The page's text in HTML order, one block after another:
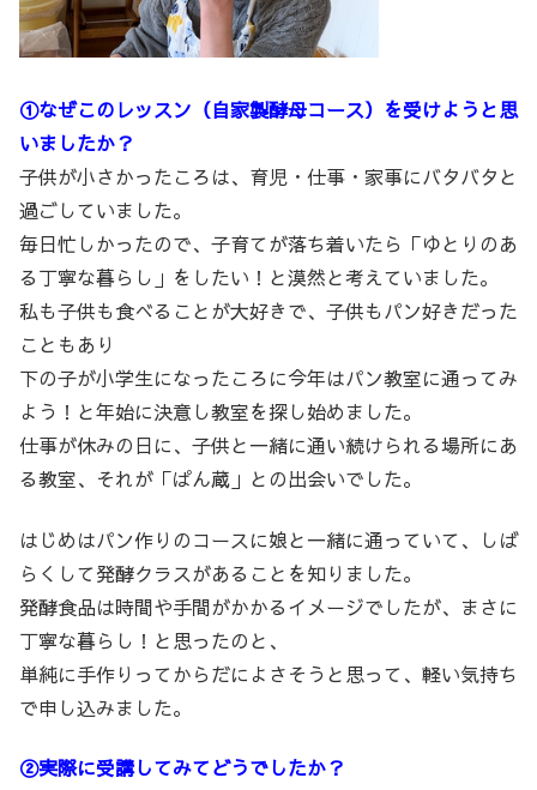
①なぜこのレッスン（自家製酵母コース）を受けようと思
いましたか？
子供が小さかったころは、育児・仕事・家事にバタバタと
過ごしていました。
毎日忙しかったので、子育てが落ち着いたら「ゆとりのあ
る丁寧な暮らし」をしたい！と漠然と考えていました。
私も子供も食べることが大好きで、子供もパン好きだった
こともあり
下の子が小学生になったころに今年はパン教室に通ってみ
よう！と年始に決意し教室を探し始めました。
仕事が休みの日に、子供と一緒に通い続けられる場所にあ
る教室、それが「ぱん蔵」との出会いでした。
はじめはパン作りのコースに娘と一緒に通っていて、しば
らくして発酵クラスがあることを知りました。
発酵食品は時間や手間がかかるイメージでしたが、まさに
丁寧な暮らし！と思ったのと、
単純に手作りってからだによさそうと思って、軽い気持ち
で申し込みました。
②実際に受講してみてどうでしたか？